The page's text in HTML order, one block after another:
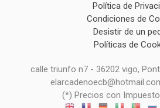
Política de
Condiciones de
Desistir de un
Políticas de
calle triunfo n7 - 36202 vigo,
(*) Precios con